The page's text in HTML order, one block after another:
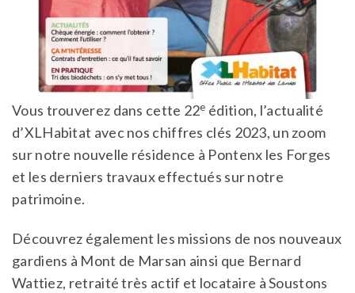
Vous trouverez dans cette 22e édition, l’actualité
d’XLHabitat avec nos chiffres clés 2023, un zoom
sur notre nouvelle résidence à Pontenx les Forges
et les derniers travaux effectués sur notre
patrimoine.
Découvrez également les missions de nos nouveaux
gardiens à Mont de Marsan ainsi que Bernard
Wattiez, retraité très actif et locataire à Soustons